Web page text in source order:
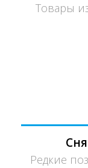
Товары
Редкие